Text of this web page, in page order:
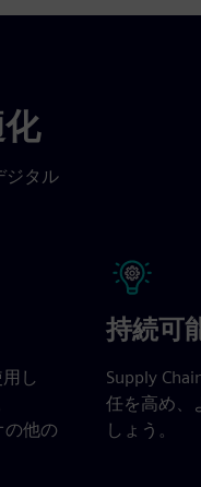
ジタル
し
の他の
持続可
Supply
任を高め、
しょう。